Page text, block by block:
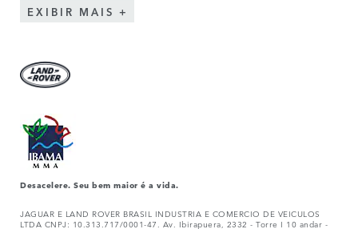
EXIBIR MAIS
Desacelere. Seu bem maior é a vida.
JAGUAR E LAND ROVER BRASIL INDUSTRIA E COMERCIO DE VEICULOS
LTDA CNPJ: 10.313.717/0001-47. Av. Ibirapuera, 2332 - Torre I 10 andar -